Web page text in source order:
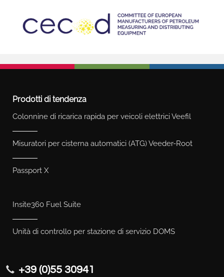
Prodotti di tendenza
Colonnine di ricarica rapida per veicoli elettrici Veefil
Misuratori per cisterna automatici (ATG) Veeder-Root
Passport X
Insite360 Fuel Suite
Unità di controllo per stazione di servizio DOMS
+39 (0)55 30941